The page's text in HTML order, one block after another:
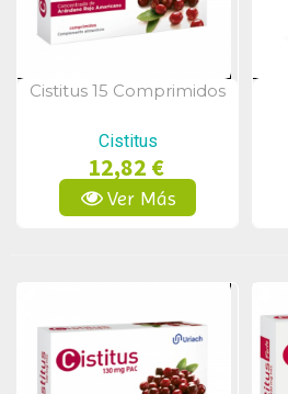
Vista Rápida
Cistitus 15 Comprimidos
Cistitus
12,82 €
Ver Más